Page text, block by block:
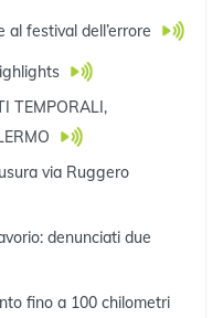
al festival dell’errore
TEMPORALI,
via Ruggero
denunciati due
fino a 100 chilometri